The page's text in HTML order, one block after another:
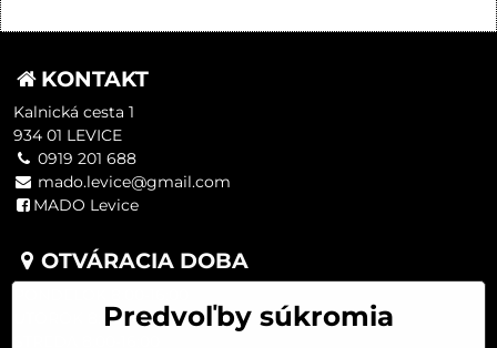
KONTAKT
Kalnická cesta 1
934 01 LEVICE
0919 201 688
mado.levice@gmail.com
MADO Levice
OTVÁRACIA DOBA
UTOROK 8:00-16:00Predvoľby súkromia